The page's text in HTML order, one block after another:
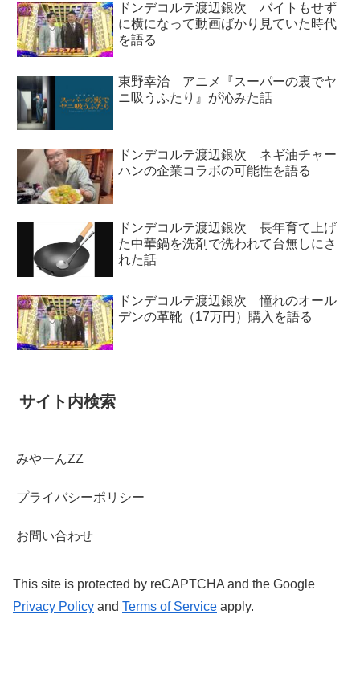
ドンデコルテ渡辺銀次 バイトもせず
に横になって動画ばかり見ていた時代
を語る
東野幸治 アニメ『スーパーの裏でヤ
ニ吸うふたり』が沁みた話
ドンデコルテ渡辺銀次 ネギ油チャー
ハンの企業コラボの可能性を語る
ドンデコルテ渡辺銀次 長年育て上げ
た中華鍋を洗剤で洗われて台無しにさ
れた話
ドンデコルテ渡辺銀次 憧れのオール
デンの革靴（17万円）購入を語る
サイト内検索
みやーんZZ
プライバシーポリシー
お問い合わせ
This site is protected by reCAPTCHA and the Google
Privacy Policy and Terms of Service apply.